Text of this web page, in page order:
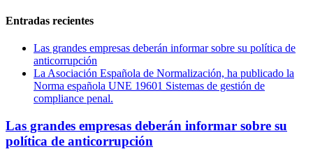
Entradas recientes
Las grandes empresas deberán informar sobre su política de
anticorrupción
La Asociación Española de Normalización, ha publicado la
Norma española UNE 19601 Sistemas de gestión de
compliance penal.
Las grandes empresas deberán informar sobre su
política de anticorrupción